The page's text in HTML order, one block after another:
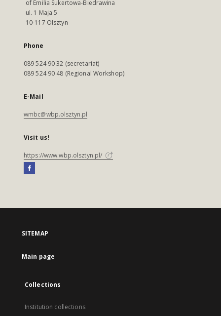
of Emilia Sukertowa-Biedrawina
ul. 1 Maja 5
10-117 Olsztyn
Phone
089 524 90 32 (secretariat)
089 524 90 48 (Regional Workshop)
E-Mail
wmbc@wbp.olsztyn.pl
Visit us!
https://www.wbp.olsztyn.pl/
SITEMAP
Main page
Collections
Institution collections